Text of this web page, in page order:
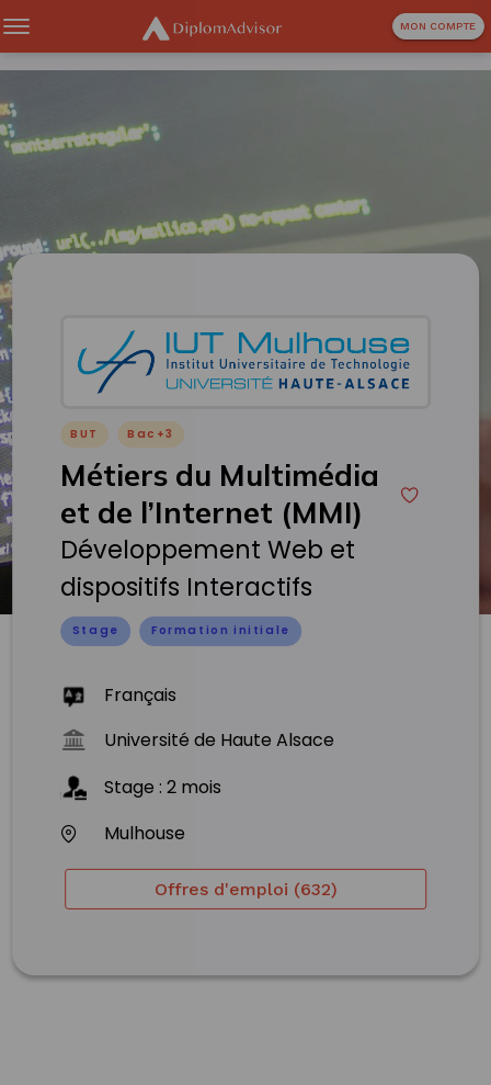
MON COMPTE
BUT Bac+3
Métiers du Multimédia
et de l’Internet (MMI)
Développement Web et
dispositifs Interactifs
Stage Formation initiale
Français
Université de Haute Alsace
Stage :2 mois
Mulhouse
Offres d'emploi (632)